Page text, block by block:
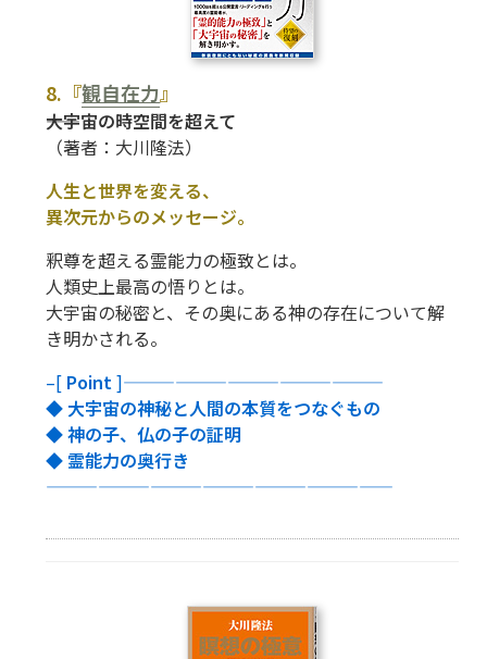
8.『観自在力』
――大宇宙の時空間を超えて
（著者：大川隆法）
人生と世界を変える、
異次元からのメッセージ。
釈尊を超える霊能力の極致とは。
人類史上最高の悟りとは。
大宇宙の秘密と、その奥にある神の存在について解
き明かされる。
–[ Point]———————————————
◆ 大宇宙の神秘と人間の本質をつなぐもの
◆ 神の子、仏の子の証明
◆ 霊能力の奥行き
————————————————————